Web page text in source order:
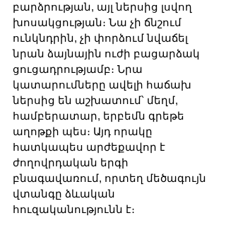
բարձրության, այլ ներսից լսվող
խոսակցության։ Նա չի ճնշում
ունկնդրին, չի փորձում նվաճել
նրան ձայնային ուժի բացարձակ
ցուցադրությամբ։ Նրա
կատարումները ավելի հաճախ
ներսից են աշխատում՝ մեղմ,
համբերատար, երբեմն գրեթե
աղոթքի պես։ Այդ որակը
հատկապես արժեքավոր է
ժողովրդական երգի
բնագավառում, որտեղ մեծագույն
վտանգը ձևական
հուզականությունն է։